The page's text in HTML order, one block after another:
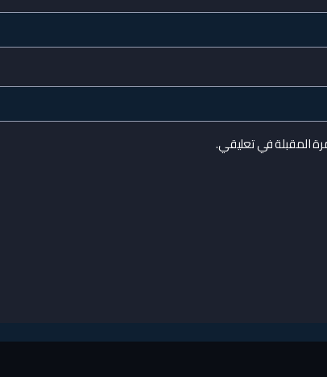
المقبلة في تعليقي.